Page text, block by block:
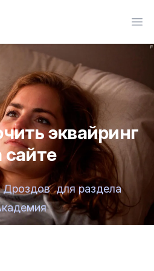
эквайринг
сайте
Дроздовдля раздела